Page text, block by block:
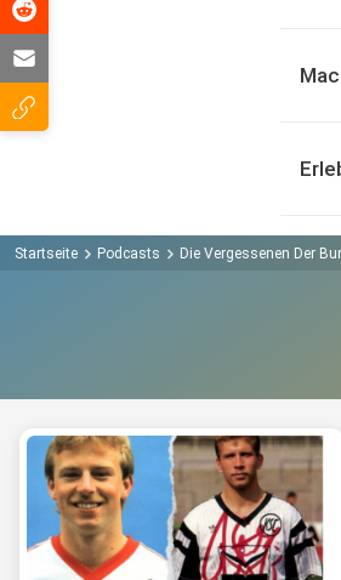
Startseite Podcasts Die Vergessenen Der